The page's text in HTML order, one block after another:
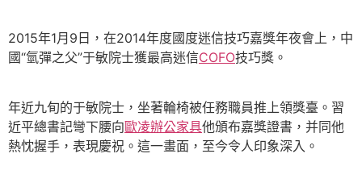
2015年1月9日，在2014年度國度迷信技巧嘉獎年夜會上，中
國“氫彈之父”于敏院士獲最高迷信COFO技巧獎。
年近九旬的于敏院士，坐著輪椅被任務職員推上領獎臺。習
近平總書記彎下腰向歐凌辦公家具他頒布嘉獎證書，并同他
熱忱握手，表現慶祝。這一畫面，至今令人印象深入。